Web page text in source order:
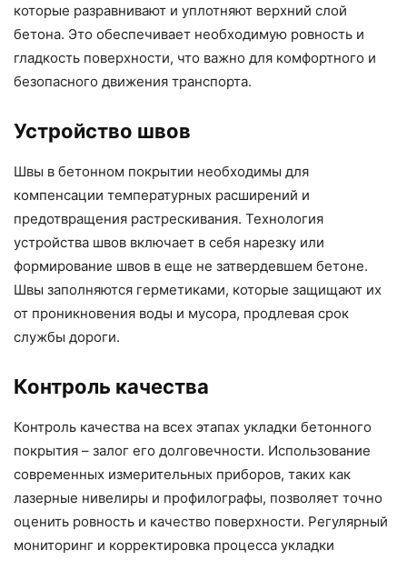
которые разравнивают и уплотняют верхний слой
бетона. Это обеспечивает необходимую ровность и
гладкость поверхности, что важно для комфортного и
безопасного движения транспорта.
Устройство швов
Швы в бетонном покрытии необходимы для
компенсации температурных расширений и
предотвращения растрескивания. Технология
устройства швов включает в себя нарезку или
формирование швов в еще не затвердевшем бетоне.
Швы заполняются герметиками, которые защищают их
от проникновения воды и мусора, продлевая срок
службы дороги.
Контроль качества
Контроль качества на всех этапах укладки бетонного
покрытия – залог его долговечности. Использование
современных измерительных приборов, таких как
лазерные нивелиры и профилографы, позволяет точно
оценить ровность и качество поверхности. Регулярный
мониторинг и корректировка процесса укладки